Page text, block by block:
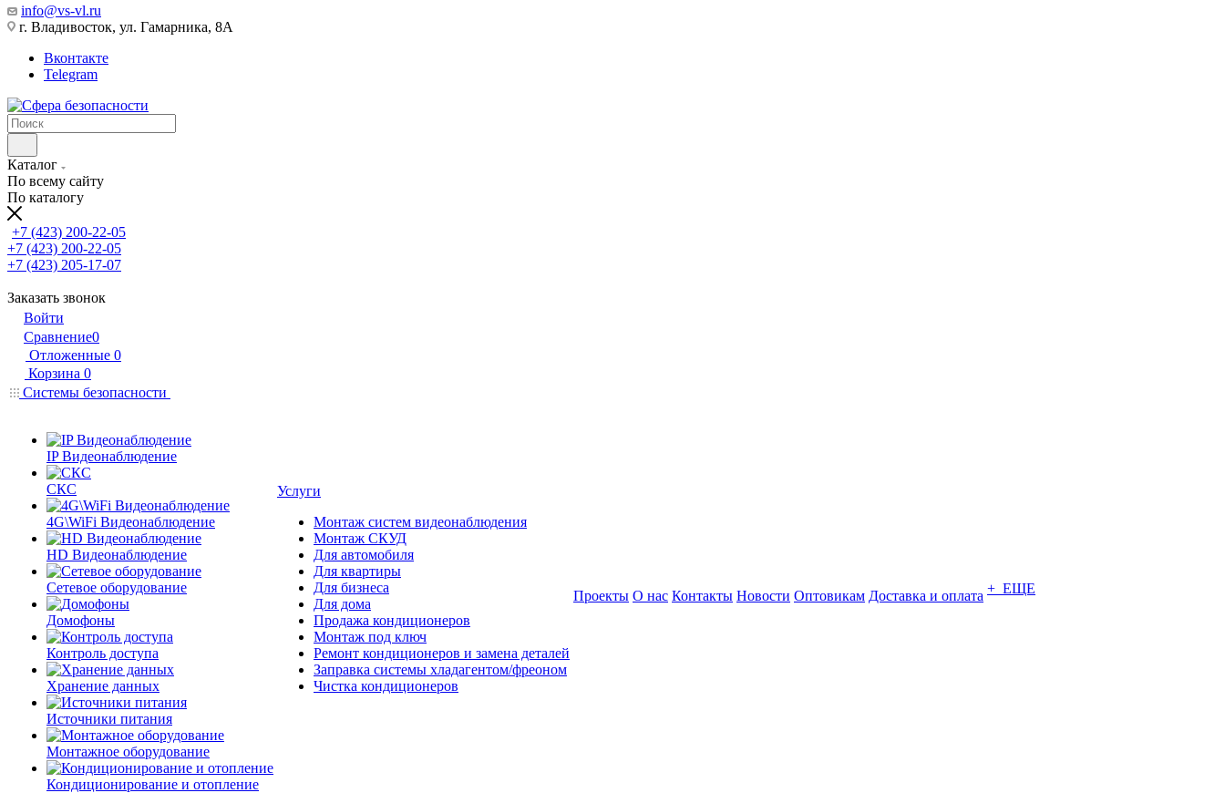
info@vs-vl.ru
г. Владивосток, ул. Гамарника, 8А
Вконтакте
Telegram
Каталог
По всему сайту
По каталогу
+7 (423) 200-22-05
+7 (423) 200-22-05
+7 (423) 205-17-07
Заказать звонок
Войти
Сравнение0
Отложенные 0
Корзина 0
Системы безопасности
IP Видеонаблюдение
СКС
4G\WiFi Видеонаблюдение
HD Видеонаблюдение
Сетевое оборудование
Домофоны
Контроль доступа
Хранение данных
Источники питания
Монтажное оборудование
Кондиционирование и отопление
Услуги
Монтаж систем видеонаблюдения
Монтаж СКУД
Для автомобиля
Для квартиры
Для бизнеса
Для дома
Продажа кондиционеров
Монтаж под ключ
Ремонт кондиционеров и замена деталей
Заправка системы хладагентом/фреоном
Чистка кондиционеров
Проекты О нас Контакты Новости Оптовикам Доставка и оплата + ЕЩЕ